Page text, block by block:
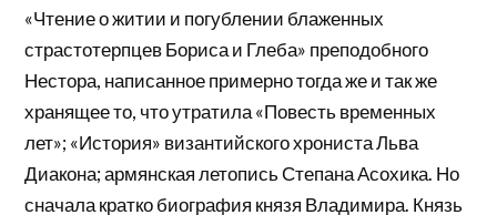
«Чтение о житии и погублении блаженных
страстотерпцев Бориса и Глеба» преподобного
Нестора, написанное примерно тогда же и так же
хранящее то, что утратила «Повесть временных
лет»; «История» византийского хрониста Льва
Диакона; армянская летопись Степана Асохика. Но
сначала кратко биография князя Владимира. Князь